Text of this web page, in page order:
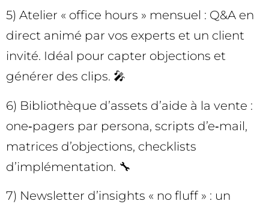
5) Atelier « office hours » mensuel : Q&A en
direct animé par vos experts et un client
invité. Idéal pour capter objections et
générer des clips. 🎤
6) Bibliothèque d’assets d’aide à la vente :
one‑pagers par persona, scripts d’e‑mail,
matrices d’objections, checklists
d’implémentation. 🔧
7) Newsletter d’insights « no fluff » : un